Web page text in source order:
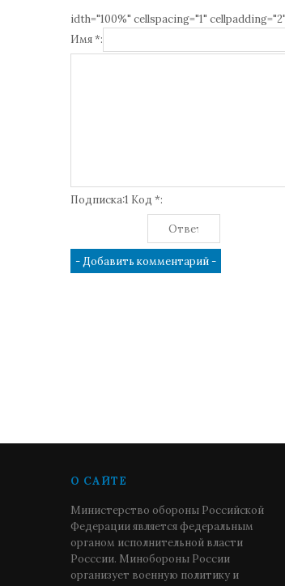
idth="100%" cellspacing="1"
Имя *:
Подписка:1 Код *:
О САЙТЕ
Министерство обороны Российской
Федерации является федеральным
органом исполнительной власти
Росссии. Минобороны России
организует военную политику и